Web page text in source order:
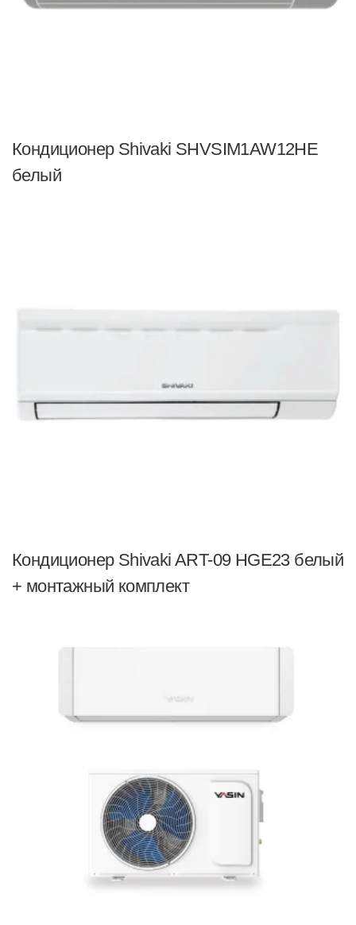
Кондиционер Shivaki SHVSIM1AW12HE
белый
Кондиционер Shivaki ART-09 HGE23 белый
+ монтажный комплект